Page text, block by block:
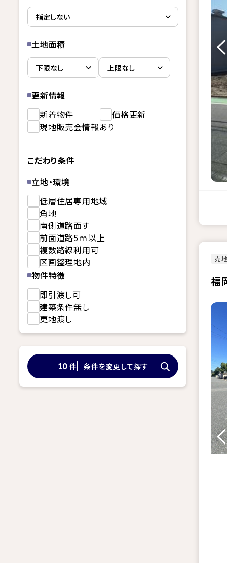
土地面積
更新情報
新着物件
価格更新
現地販売会情報あり
こだわり条件
立地・環境
低層住居専用地域
角地
南側道路面す
前面道路5ｍ以上
複数路線利用可
区画整理地内
物件特徴
即引渡し可
建築条件無し
更地渡し
10 件 条件を変更して探す
売
福